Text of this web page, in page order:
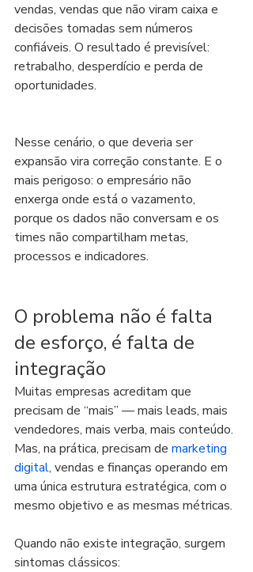
vendas, vendas que não viram caixa e
decisões tomadas sem números
confiáveis. O resultado é previsível:
retrabalho, desperdício e perda de
oportunidades.
Nesse cenário, o que deveria ser
expansão vira correção constante. E o
mais perigoso: o empresário não
enxerga onde está o vazamento,
porque os dados não conversam e os
times não compartilham metas,
processos e indicadores.
O problema não é falta
de esforço, é falta de
integração
Muitas empresas acreditam que
precisam de “mais” — mais leads, mais
vendedores, mais verba, mais conteúdo.
Mas, na prática, precisam de marketing
digital, vendas e finanças operando em
uma única estrutura estratégica, com o
mesmo objetivo e as mesmas métricas.
Quando não existe integração, surgem
sintomas clássicos: